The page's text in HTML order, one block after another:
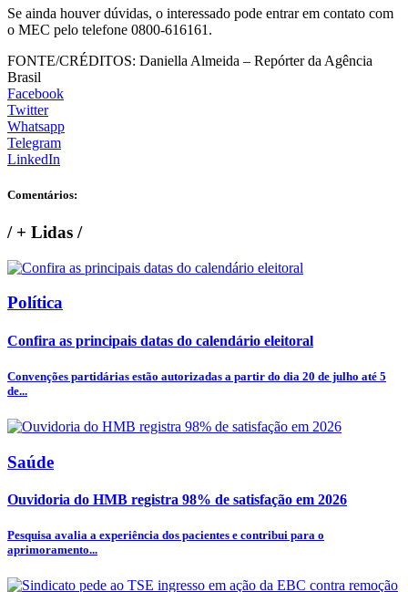
Se ainda houver dúvidas, o interessado pode entrar em contato com
o MEC pelo telefone 0800-616161.
FONTE/CRÉDITOS: Daniella Almeida – Repórter da Agência
Brasil
Facebook
Twitter
Whatsapp
Telegram
LinkedIn
Comentários:
/+ Lidas /
Política
Confira as principais datas do calendário eleitoral
Convenções partidárias estão autorizadas a partir do dia 20 de julho até 5
de...
Saúde
Ouvidoria do HMB registra 98% de satisfação em 2026
Pesquisa avalia a experiência dos pacientes e contribui para o
aprimoramento...